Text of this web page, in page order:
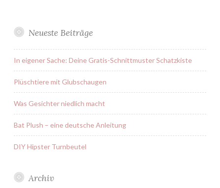
Neueste Beiträge
In eigener Sache: Deine Gratis-Schnittmuster Schatzkiste
Plüschtiere mit Glubschaugen
Was Gesichter niedlich macht
Bat Plush – eine deutsche Anleitung
DIY Hipster Turnbeutel
Archiv